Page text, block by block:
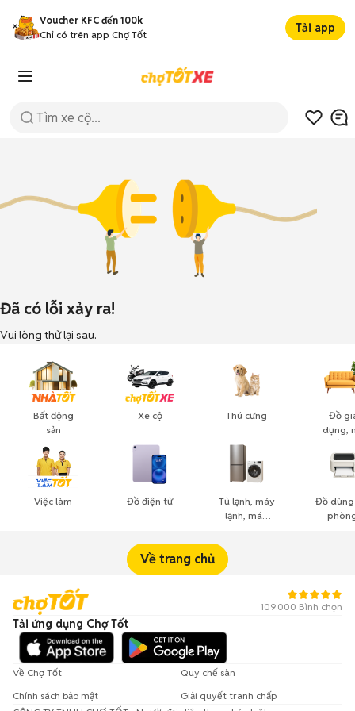
Voucher KFC đến 100k
Chỉ có trên app Chợ Tốt
Tải app
Đã có lỗi xảy ra!
Vui lòng thử lại sau.
Bất động
sản
Việc làm
Xe cộ
Đồ điện tử
Thú cưng
Tủ lạnh, máy
lạnh, máy
Đồ
dụng,
thất,
cảnh
Đồ dùng
Về trang chủ
109.000 Bình chọn
Tải ứng dụng Chợ Tốt
Về Chợ Tốt
Quy chế sàn
Chính sách bảo mật
Giải quyết tranh chấp